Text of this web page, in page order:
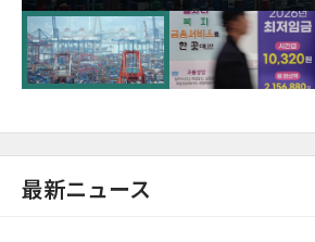
が初の1000億ドル突破
最新ニュース